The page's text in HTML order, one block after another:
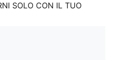
SOLO CON IL TUO